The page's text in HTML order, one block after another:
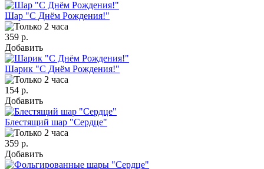
Шар "С Днём Рождения!"
359 р.
Добавить
Шарик "С Днём Рождения!"
154 р.
Добавить
Блестящий шар "Сердце"
359 р.
Добавить